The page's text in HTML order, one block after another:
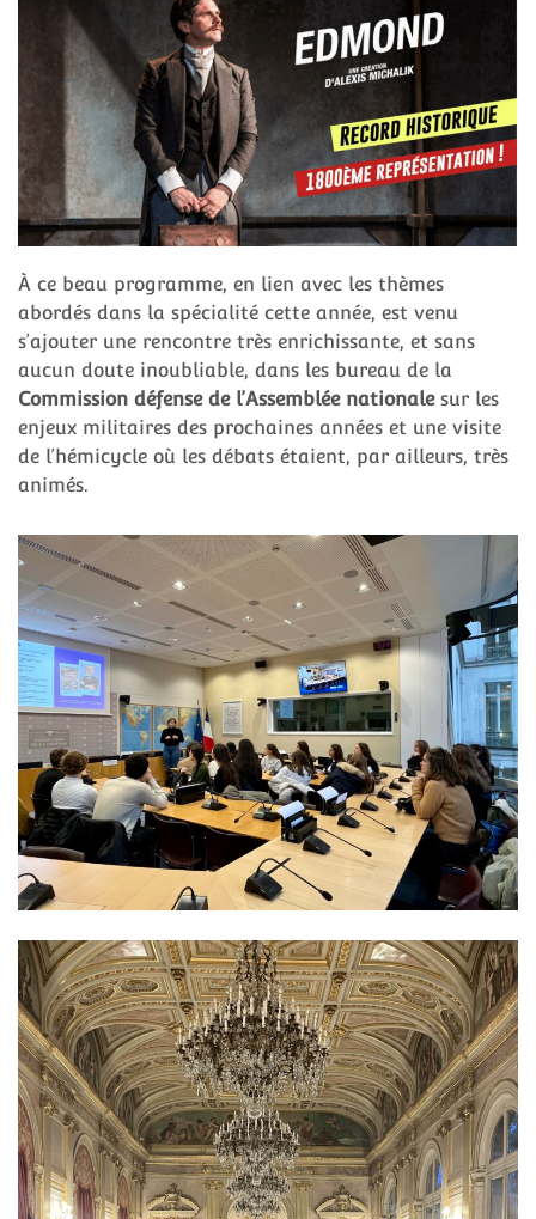
À ce beau programme, en lien avec les thèmes
abordés dans la spécialité cette année, est venu
s’ajouter une rencontre très enrichissante, et sans
aucun doute inoubliable, dans les bureau de la
Commission défense de l’Assemblée nationalesur les
enjeux militaires des prochaines années et une visite
de l’hémicycle où les débats étaient, par ailleurs, très
animés.